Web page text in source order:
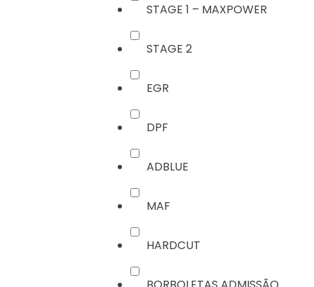
STAGE 1 – MAXPOWER
STAGE 2
EGR
DPF
ADBLUE
MAF
HARDCUT